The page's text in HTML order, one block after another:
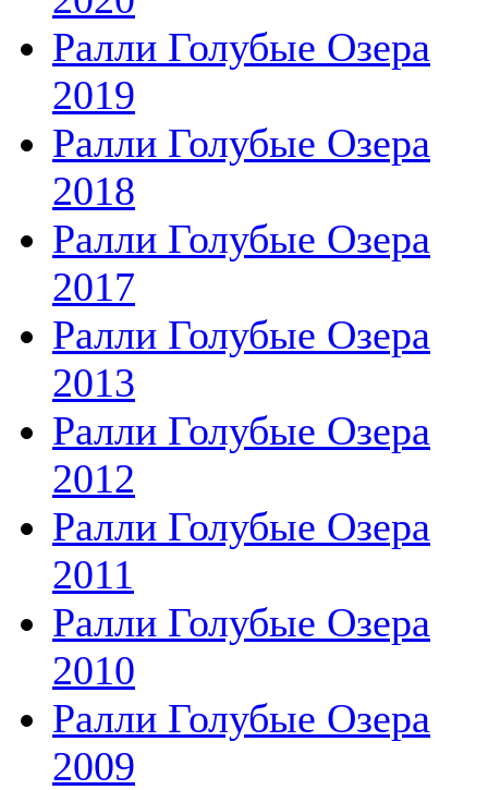
Ралли Голубые Озера
2019
Ралли Голубые Озера
2018
Ралли Голубые Озера
2017
Ралли Голубые Озера
2013
Ралли Голубые Озера
2012
Ралли Голубые Озера
2011
Ралли Голубые Озера
2010
Ралли Голубые Озера
2009